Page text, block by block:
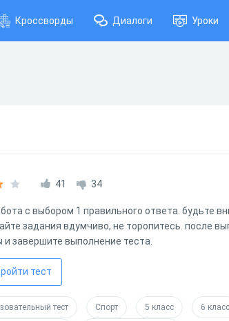
Кроссворды Диалоги Уроки
41 34
с выбором 1 правильного ответа. будьте
задания вдумчиво, не торопитесь. после
и завершите выполнение теста.
тест
тест Спорт 5 класс 6 класс